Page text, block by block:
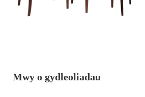
Mwy o gydleoliadau